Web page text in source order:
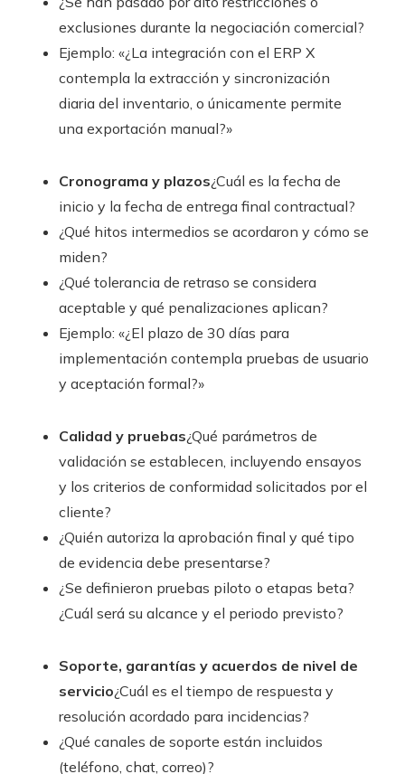
exclusiones durante la negociación comercial?
Ejemplo: «¿La integración con el ERP X
contempla la extracción y sincronización
diaria del inventario, o únicamente permite
una exportación manual?»
Cronograma y plazos¿Cuál es la fecha de
inicio y la fecha de entrega final contractual?
¿Qué hitos intermedios se acordaron y cómo se
miden?
¿Qué tolerancia de retraso se considera
aceptable y qué penalizaciones aplican?
Ejemplo: «¿El plazo de 30 días para
implementación contempla pruebas de usuario
y aceptación formal?»
Calidad y pruebas¿Qué parámetros de
validación se establecen, incluyendo ensayos
y los criterios de conformidad solicitados por el
cliente?
¿Quién autoriza la aprobación final y qué tipo
de evidencia debe presentarse?
¿Se definieron pruebas piloto o etapas beta?
¿Cuál será su alcance y el periodo previsto?
Soporte, garantías y acuerdos de nivel de
servicio¿Cuál es el tiempo de respuesta y
resolución acordado para incidencias?
¿Qué canales de soporte están incluidos
(teléfono, chat, correo)?